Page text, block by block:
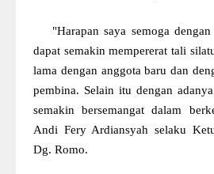
"Harapan saya semoga
dapat semakin mempererat tali
lama dengan anggota baru dan
pembina. Selain itu dengan
semakin bersemangat dalam
Andi Fery Ardiansyah selaku K
Dg. Romo.